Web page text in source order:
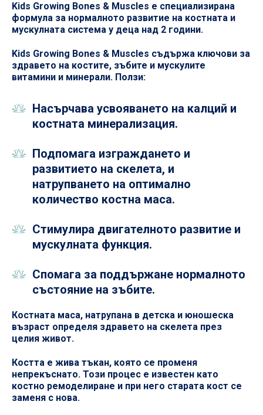
Kids Growing Bones & Muscles е специализирана
формула за нормалното развитие на костната и
мускулната система у деца над 2 години.
Kids Growing Bones & Muscles съдържа ключови за
здравето на костите, зъбите и мускулите
витамини и минерали. Ползи:
Насърчава усвояването на калций и
костната минерализация.
Подпомага изграждането и
развитието на скелета, и
натрупването на оптимално
количество костна маса.
Стимулира двигателното развитие и
мускулната функция.
Спомага за поддържане нормалното
състояние на зъбите.
Костната маса, натрупана в детска и юношеска
възраст определя здравето на скелета през
целия живот.
Костта е жива тъкан, която се променя
непрекъснато. Този процес е известен като
костно ремоделиране и при него старата кост се
заменя с нова.